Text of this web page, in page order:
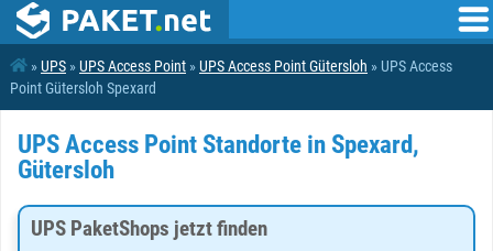
»UPS »UPS Access Point »UPS Access Point Gütersloh » UPS Access
Point Gütersloh Spexard
UPS Access Point Standorte in Spexard,
Gütersloh
UPS PaketShops jetzt finden